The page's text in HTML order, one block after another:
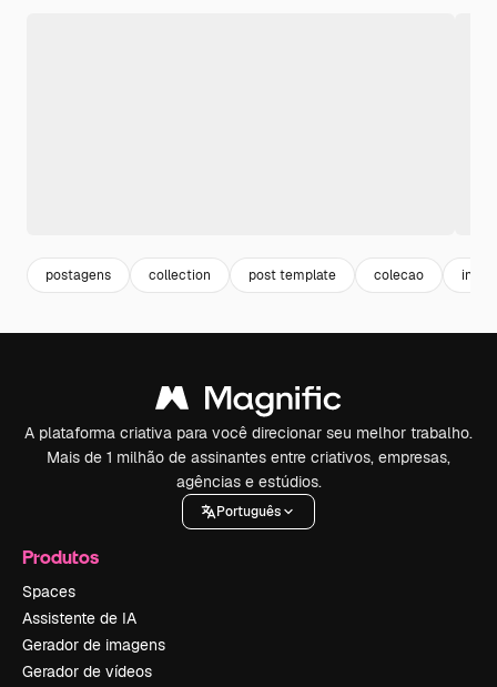
postagens collection post template colecao
A plataforma criativa para você direcionar seu melhor trabalho.
Mais de 1 milhão de assinantes entre criativos, empresas,
agências e estúdios.
Português
Produtos
Spaces
Assistente de IA
Gerador de imagens
Gerador de vídeos